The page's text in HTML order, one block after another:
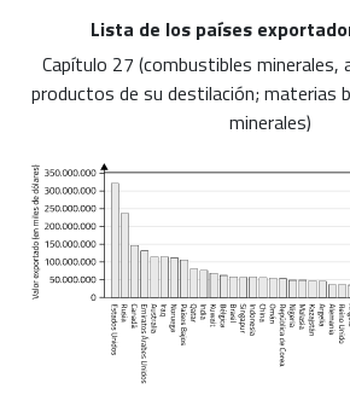
Lista de los países
Capítulo 27 (combustibles minerales,
productos de su destilación; materias
minerales)